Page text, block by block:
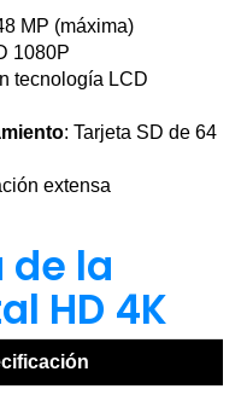
MP (máxima)
1080P
tecnología LCD
: Tarjeta SD de 64
extensa
de la
HD 4K